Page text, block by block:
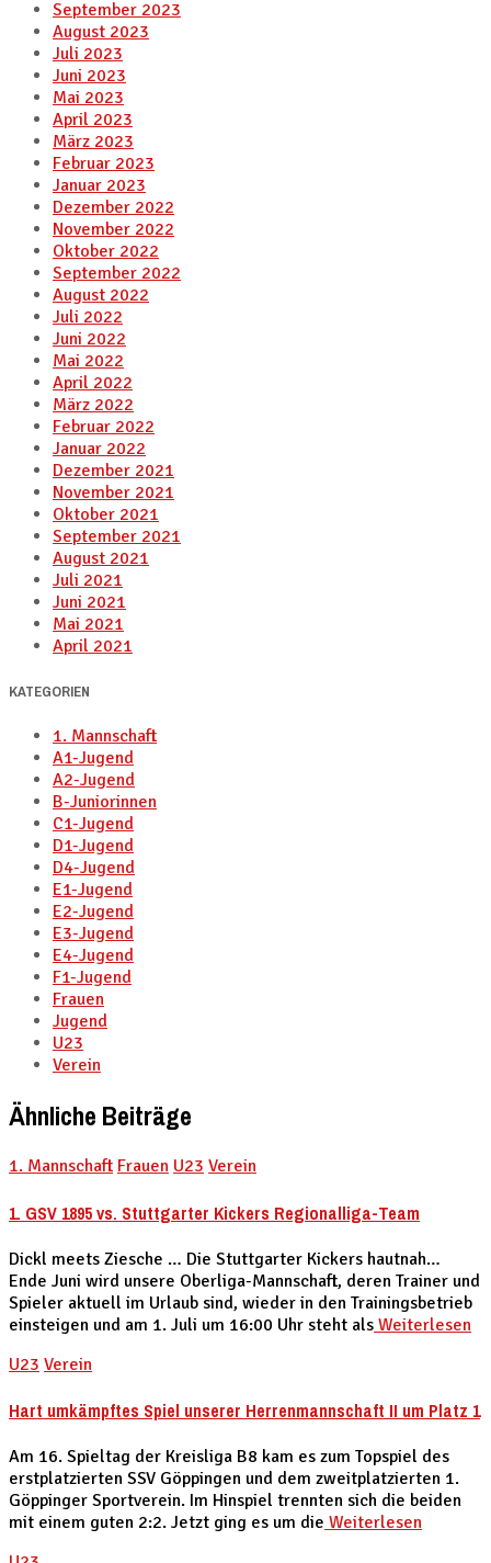
September 2023
August 2023
Juli 2023
Juni 2023
Mai 2023
April 2023
März 2023
Februar 2023
Januar 2023
Dezember 2022
November 2022
Oktober 2022
September 2022
August 2022
Juli 2022
Juni 2022
Mai 2022
April 2022
März 2022
Februar 2022
Januar 2022
Dezember 2021
November 2021
Oktober 2021
September 2021
August 2021
Juli 2021
Juni 2021
Mai 2021
April 2021
KATEGORIEN
1. Mannschaft
A1-Jugend
A2-Jugend
B-Juniorinnen
C1-Jugend
D1-Jugend
D4-Jugend
E1-Jugend
E2-Jugend
E3-Jugend
E4-Jugend
F1-Jugend
Frauen
Jugend
U23
Verein
Ähnliche Beiträge
1. Mannschaft Frauen U23 Verein
1. GSV 1895 vs. Stuttgarter Kickers Regionalliga-Team
Dickl meets Ziesche … Die Stuttgarter Kickers hautnah…
Ende Juni wird unsere Oberliga-Mannschaft, deren Trainer und
Spieler aktuell im Urlaub sind, wieder in den Trainingsbetrieb
einsteigen und am 1. Juli um 16:00 Uhr steht als Weiterlesen
U23 Verein
Hart umkämpftes Spiel unserer Herrenmannschaft II um Platz 1
Am 16. Spieltag der Kreisliga B8 kam es zum Topspiel des
erstplatzierten SSV Göppingen und dem zweitplatzierten 1.
Göppinger Sportverein. Im Hinspiel trennten sich die beiden
mit einem guten 2:2. Jetzt ging es um die Weiterlesen